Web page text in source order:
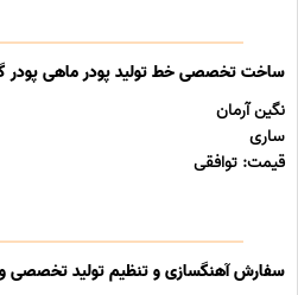
ساخت تخصصی خط تولید پودر ماهی
نگین آرمان
ساری
قیمت: توافقی
سفارش آهنگسازی و تنظیم تولید تخصصی و